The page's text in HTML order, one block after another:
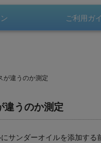
ご利用 ガ
が違うのか測定
違うのか測定
サンダーオイルを添加す